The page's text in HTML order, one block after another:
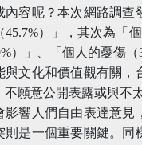
內容呢？本次網路調查
45.7%）」，其次為「
）」、「個人的憂傷
與文化和價值觀有關，
不願意公開表露或與不
影響人們自由表達意
則是一個重要關鍵。同